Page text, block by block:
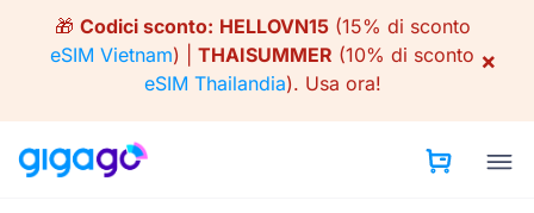
content
🎁 Codici sconto: HELLOVN15(15% di sconto
eSIM Vietnam) | THAISUMMER (10% di sconto
eSIM Thailandia). Usa ora!
×